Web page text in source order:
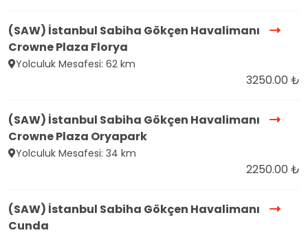
(SAW) İstanbul Sabiha Gökçen Havalimanı
Crowne Plaza Florya
Yolculuk Mesafesi: 62 km
3250.00 ₺
(SAW) İstanbul Sabiha Gökçen Havalimanı
Crowne Plaza Oryapark
Yolculuk Mesafesi: 34 km
2250.00 ₺
(SAW) İstanbul Sabiha Gökçen Havalimanı
Cunda